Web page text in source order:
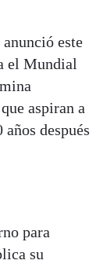
anunció este
el Mundial
aspiran a
después
para
su